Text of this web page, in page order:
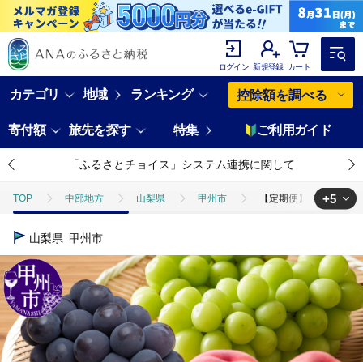
ログイン 新規登録 カート
カテゴリ 地域 ランキング 控除額を調べる
寄付額 旅先を探す 特集 ご利用ガイド
「ふるさとチョイス」システム連携に関して
TOP 中部地方 山梨県 甲州市 【定期便】年3回お届
TOP
TOP フルーツ もも 【定期便】年3回お届け 本場の美味し
TOP フルーツ ぶどう・マスカット 【定期便】年3回お届
TOP 定期便 【定期便】年3回お届け 本場の美味しさを味わう甲
TOP 定期便 フルーツ(定期便) 【定期便】年3回お届け 本
+5
山梨県 甲州市